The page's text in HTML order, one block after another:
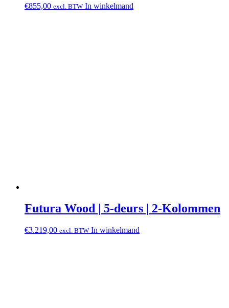
€855,00 excl. BTW In winkelmand
Futura Wood | 5-deurs | 2-Kolommen
€3.219,00 excl. BTW In winkelmand